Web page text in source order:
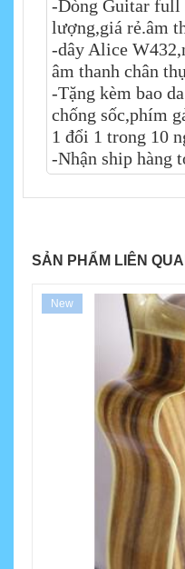
-Dòng Guitar full
lượng,giá rẻ.âm
-dây Alice
âm thanh chân
-Tặng kèm bao
chống sốc,phím
1 đổi 1 trong 10
-Nhận ship hàng
SẢN PHẨM LIÊN
New